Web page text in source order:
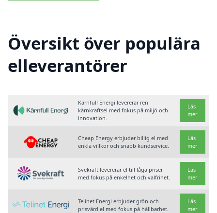
Översikt över populära
elleverantörer
Kärnfull Energi levererar ren
kärnkraftsel med fokus på miljö och
innovation.
Läs
mer
Cheap Energy erbjuder billig el med
enkla villkor och snabb kundservice.
Läs
mer
Svekraft levererar el till låga priser
med fokus på enkelhet och valfrihet.
Läs
mer
Telinet Energi erbjuder grön och
prisvärd el med fokus på hållbarhet.
Läs
mer